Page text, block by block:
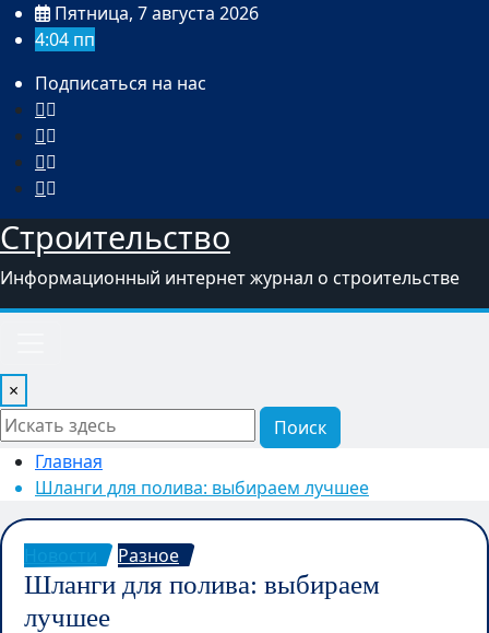
ПерейтиПятница, 7 августа 2026
4:04 пп
Подписаться на нас
Строительство
Информационный интернет журнал о строительстве
×
Поиск
Главная
Шланги для полива: выбираем лучшее
Разное
Шланги для полива: выбираем
лучшее